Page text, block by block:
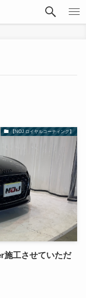
【NOJ ロイヤルコーティング】
工させていただ